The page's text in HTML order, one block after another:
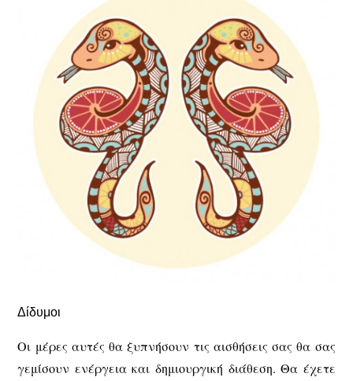
Δίδυμοι
Οι μέρες αυτές θα ξυπνήσουν τις αισθήσεις σας θα σας
γεμίσουν ενέργεια και δημιουργική διάθεση. Θα έχετε